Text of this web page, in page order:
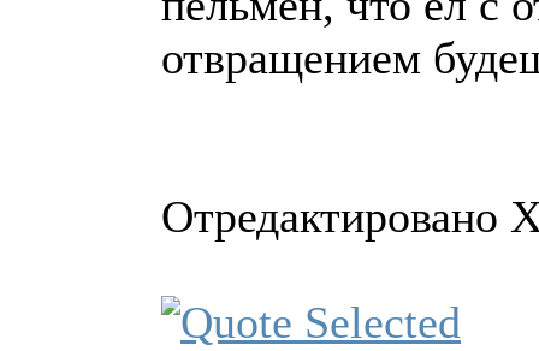
отвращением
Отредактировано